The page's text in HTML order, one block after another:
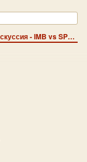
Дисскуссия - IMB vs SPECCY.